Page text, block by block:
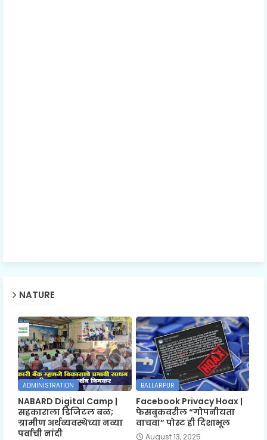
NATURE
ADMINISTRATION
NABARD Digital Camp |
सहकाराला डिजिटल बळ;
ग्रामीण अर्थव्यवस्थेच्या नव्या
पर्वाची नांदी
BALLARPUR
Facebook Privacy Hoax |
फेसबुकवरील “गोपनीयता
वाचवा” पोस्ट ही दिशाभूल
August 13, 2025